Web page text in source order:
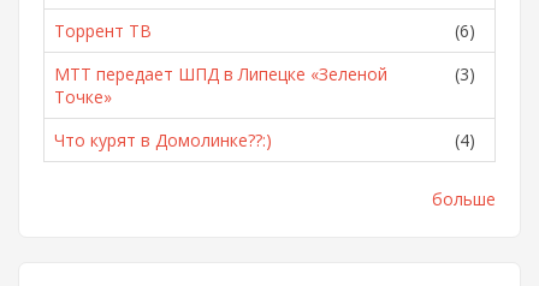
Торрент ТВ
(6)
МТТ передает ШПД в Липецке «Зеленой
Точке»
(3)
Что курят в Домолинке??:) (4)
больше